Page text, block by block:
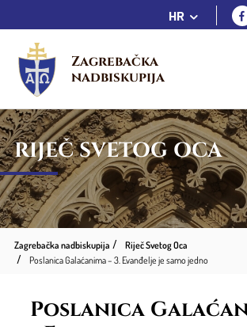
HR
Zagrebačka
nadbiskupija
RIJEČ SVETOG OCA
Zagrebačka nadbiskupija
Riječ Svetog Oca
Poslanica Galaćanima – 3. Evanđelje je samo jedno
Poslanica